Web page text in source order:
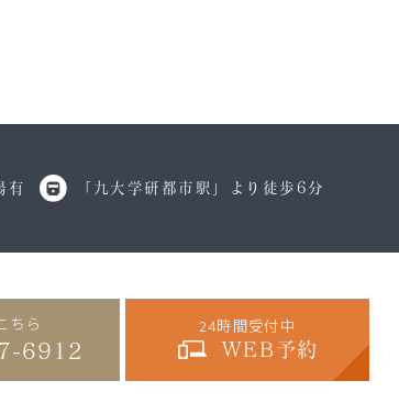
有 「九大学研都市駅」 より徒歩6分
ちら
6912
24時間受付中
WEB予約